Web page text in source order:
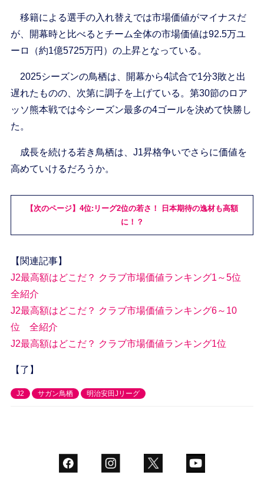
移籍による選手の入れ替えでは市場価値がマイナスだ
が、開幕時と比べるとチーム全体の市場価値は92.5万ユ
ーロ（約1億5725万円）の上昇となっている。
2025シーズンの鳥栖は、開幕から4試合で1分3敗と出
遅れたものの、次第に調子を上げている。第30節のロア
ッソ熊本戦では今シーズン最多の4ゴールを決めて快勝し
た。
成長を続ける若き鳥栖は、J1昇格争いでさらに価値を
高めていけるだろうか。
【次のページ】4位:リーグ2位の若さ！ 日本期待の逸材も高額
に！？
【関連記事】
J2最高額はどこだ？ クラブ市場価値ランキング1～5位
全紹介
J2最高額はどこだ？ クラブ市場価値ランキング6～10
位 全紹介
J2最高額はどこだ？ クラブ市場価値ランキング1位
【了】
J2 サガン鳥栖 明治安田Jリーグ